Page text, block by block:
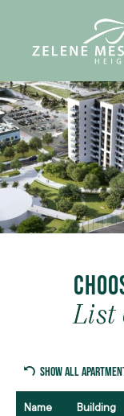
List
Show all
Name Building